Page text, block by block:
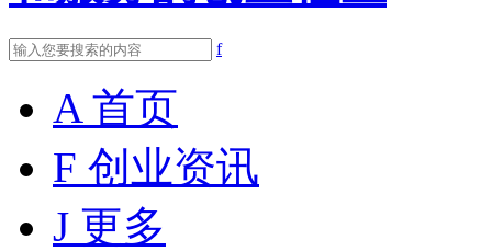
f
A 首页
F 创业资讯
J 更多